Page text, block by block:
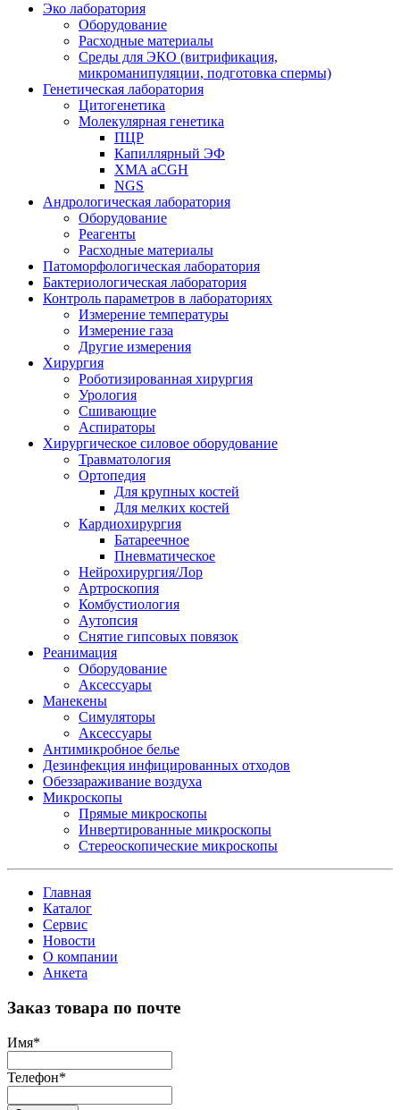
Эко лаборатория
Оборудование
Расходные материалы
Среды для ЭКО (витрификация,
микроманипуляции, подготовка спермы)
Генетическая лаборатория
Цитогенетика
Молекулярная генетика
ПЦР
Капиллярный ЭФ
XMA aCGH
NGS
Андрологическая лаборатория
Оборудование
Реагенты
Расходные материалы
Патоморфологическая лаборатория
Бактериологическая лаборатория
Контроль параметров в лабораториях
Измерение температуры
Измерение газа
Другие измерения
Хирургия
Роботизированная хирургия
Урология
Сшивающие
Аспираторы
Хирургическое силовое оборудование
Травматология
Ортопедия
Для крупных костей
Для мелких костей
Кардиохирургия
Батареечное
Пневматическое
Нейрохирургия/Лор
Артроскопия
Комбустиология
Аутопсия
Снятие гипсовых повязок
Реанимация
Оборудование
Аксессуары
Манекены
Симуляторы
Аксессуары
Антимикробное белье
Дезинфекция инфицированных отходов
Обеззараживание воздуха
Микроскопы
Прямые микроскопы
Инвертированные микроскопы
Стереоскопические микроскопы
Главная
Каталог
Сервис
Новости
О компании
Анкета
Заказ товара по почте
Имя*
Телефон*